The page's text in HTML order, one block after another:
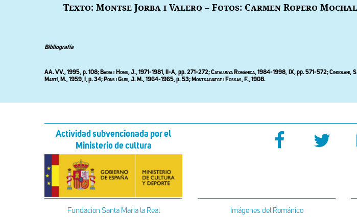
Texto: Montse Jorba i Valero – Fotos: Carmen Ropero
Bibliografía
AA. VV., 1995, p. 108; Badia i Homs, J., 1971-1981, II-A, pp. 271-272;CatalunyaRomànica, 1984-1998, IX, pp. 571-572;Cingolani,
Martí, M., 1959, I, p. 34; Pons i Guri, J. M., 1964-1965, p. 53; Montsalvatge i Fossas, F., 1908.
Actividad subvencionada por el
Ministerio de cultura
Fundacion Santa Maria la Real Imágenes del Románico